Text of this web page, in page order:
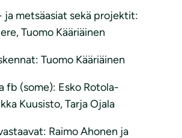
ja metsäasiat sekä projektit:
Tuomo Kääriäinen
Tuomo Kääriäinen
fb (some): Esko Rotola-
Kuusisto, Tarja Ojala
Raimo Ahonen ja